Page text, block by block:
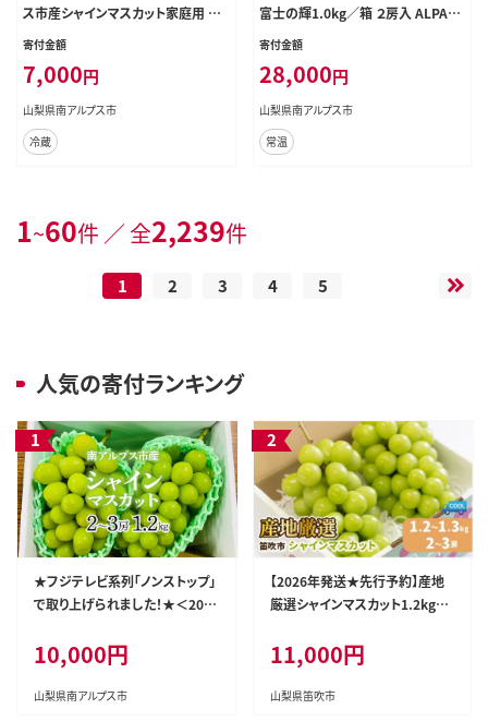
ス市産シャインマスカット家庭用 粒1
kg クール便発送 ALPAG012
寄付金額
7,000円
山梨県南アルプス市
冷蔵
富士の輝1.0kg／箱 ２房入 ALPAK0
19
寄付金額
28,000円
山梨県南アルプス市
常温
1~60件 ／ 全2,239件
1 2 3 4 5
人気の寄付ランキング
★フジテレビ系列「ノンストップ」
で取り上げられました！★＜202
市産シャインマスカット1.2kg以
上（2～3房） クール便発送 ALPA
G007
10,000円
山梨県南アルプス市
【2026年発送★先行予約】産地
厳選シャインマスカット1.2kg～
配送不可※ 106-003-26y
11,000円
山梨県笛吹市